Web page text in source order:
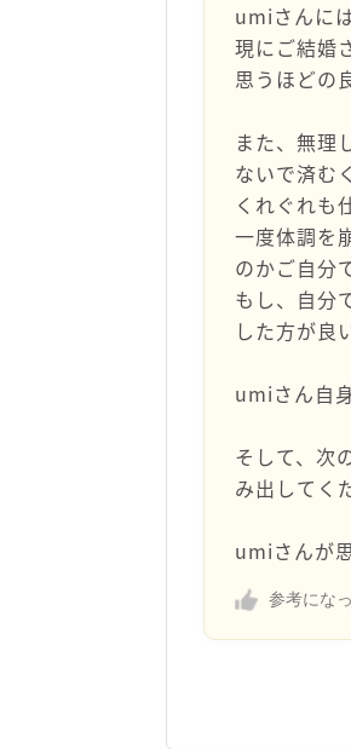
umiさんに
現にご結婚
思うほどの
また、無理
ないで済む
くれぐれも
一度体調を
のかご自分
もし、自分
した方が良
umiさん自
そして、次
み出してく
umiさんが
参考にな